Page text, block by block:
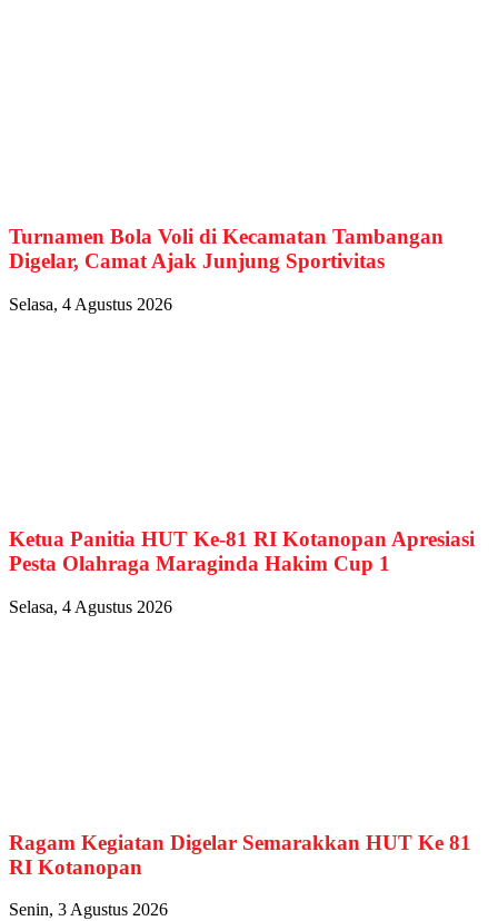
Turnamen Bola Voli di Kecamatan Tambangan
Digelar, Camat Ajak Junjung Sportivitas
Selasa, 4 Agustus 2026
Ketua Panitia HUT Ke-81 RI Kotanopan Apresiasi
Pesta Olahraga Maraginda Hakim Cup 1
Selasa, 4 Agustus 2026
Ragam Kegiatan Digelar Semarakkan HUT Ke 81
RI Kotanopan
Senin, 3 Agustus 2026